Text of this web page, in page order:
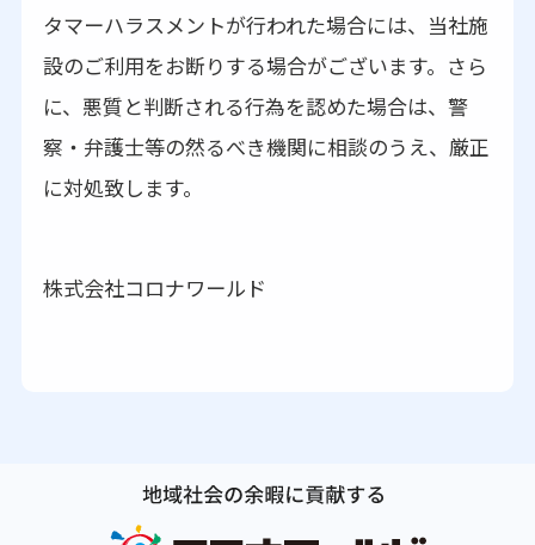
タマーハラスメントが行われた場合には、当社施
設のご利用をお断りする場合がございます。さら
に、悪質と判断される行為を認めた場合は、警
察・弁護士等の然るべき機関に相談のうえ、厳正
に対処致します。
株式会社コロナワールド